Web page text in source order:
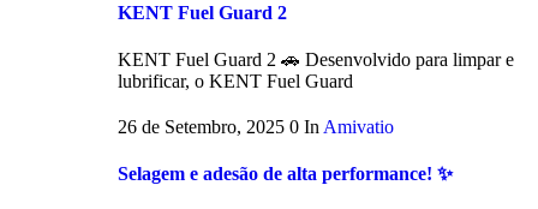
KENT Fuel Guard 2
KENT Fuel Guard 2 🚗 Desenvolvido para limpar e
lubrificar, o KENT Fuel Guard
26 de Setembro, 2025 0 In Amivatio
Selagem e adesão de alta performance! ✨